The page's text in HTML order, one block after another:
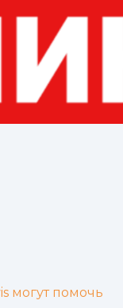
могут помочь